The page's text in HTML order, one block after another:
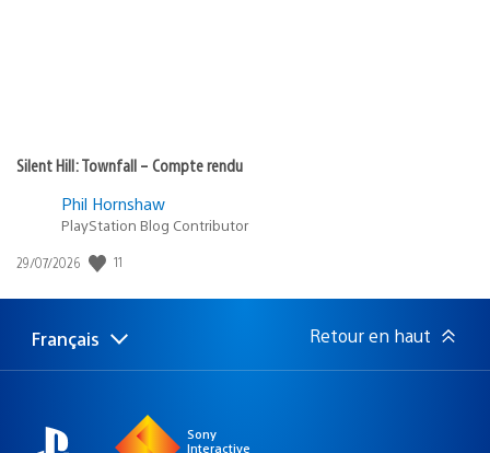
Silent Hill: Townfall – Compte rendu
Phil Hornshaw
PlayStation Blog Contributor
Date
publication
29/07/2026 11
Choisir
une
Région
actuelle
Français Retour en haut
Sony
Interactive